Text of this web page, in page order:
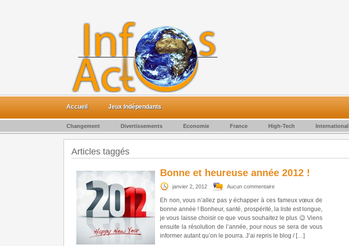
Accueil Jeux Indépendants
Changement Divertissements Economie France High-Tech International
Articles taggés
Bonne et heureuse année 2012 !
janvier 2, 2012 Aucun commentaire
Eh non, vous n’allez pas y échapper à ces fameux vœux de
bonne année ! Bonheur, santé, prospérité, la liste est longue,
je vous laisse choisir ce que vous souhaitez le plus 😉 Viens
ensuite la résolution de l’année, pour nous se sera de vous
informer autant qu’on le pourra. J’ai repris le blog / […]